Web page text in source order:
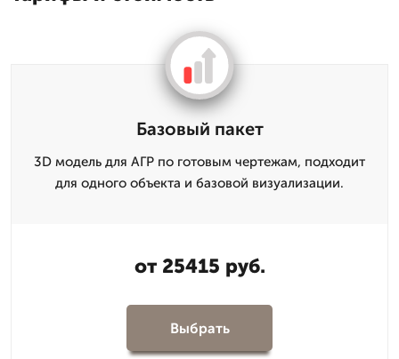
Базовый пакет
3D модель для АГР по готовым чертежам, подходит
для одного объекта и базовой визуализации.
от 25415 руб.
Выбрать